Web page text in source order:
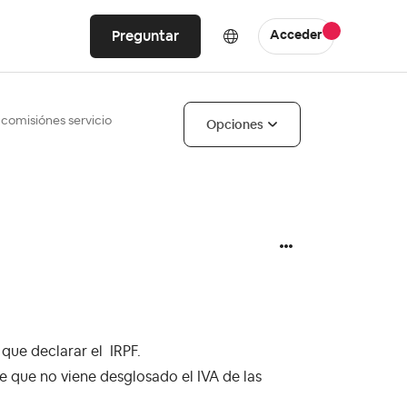
Preguntar Acceder
comisiónes servicio Opciones
declarar el IRPF.
no viene desglosado el IVA de las